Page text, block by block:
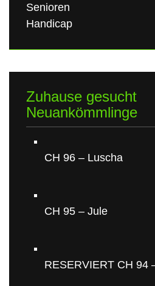
Senioren
Handicap
Zuhause gesucht
Neuankömmlinge
CH 96 – Luscha
CH 95 – Jule
RESERVIERT CH 94